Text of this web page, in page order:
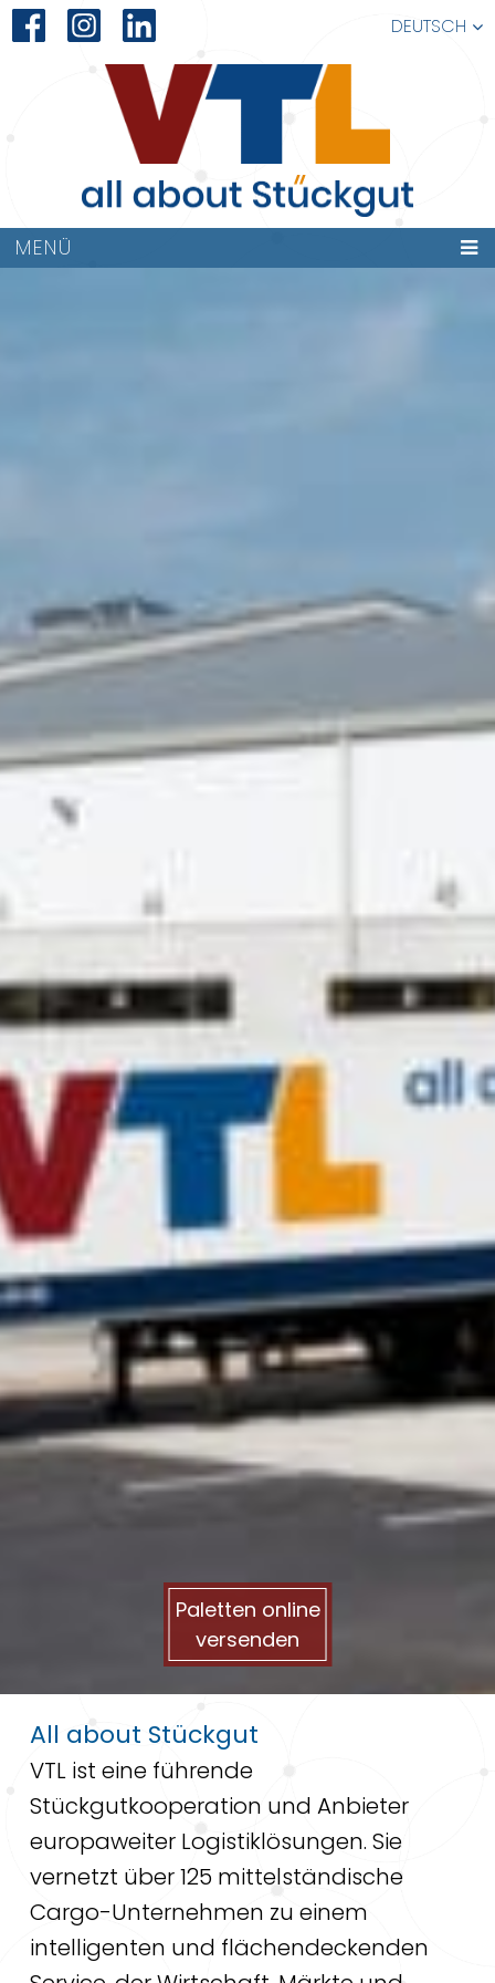
DEUTSCH
MENÜ
Paletten online
versenden
All about Stückgut
VTL ist eine führende
Stückgutkooperation und Anbieter
europaweiter Logistiklösungen. Sie
vernetzt über 125 mittelständische
Cargo-Unternehmen zu einem
intelligenten und flächendeckenden